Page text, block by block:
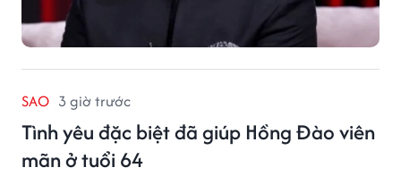
SAO 3 giờ trước
Tình yêu đặc biệt đã giúp Hồng Đào viên
mãn ở tuổi 64